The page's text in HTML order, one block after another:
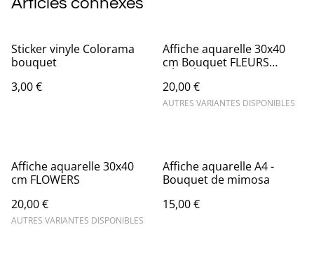
Sticker vinyle Colorama
bouquet
3,00 €
Affiche aquarelle 30x40
cm Bouquet FLEURS
20,00 €
AUTRES VARIANTES DISPONIBLES
Affiche aquarelle 30x40
cm FLOWERS
20,00 €
AUTRES VARIANTES DISPONIBLES
Affiche aquarelle A4 -
Bouquet de mimosa
15,00 €